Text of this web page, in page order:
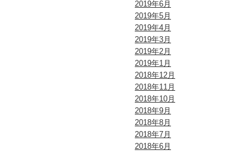
2019年6月
2019年5月
2019年4月
2019年3月
2019年2月
2019年1月
2018年12月
2018年11月
2018年10月
2018年9月
2018年8月
2018年7月
2018年6月